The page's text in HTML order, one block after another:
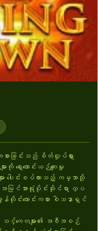
ားခြင်းသည် စိတ်လှုပ်ရှား
ရှေးဟောင်းယဉ်ကျေးမှု
ပေါင်းစပ်ထားသည့် ကမ္ဘာသို့
အမြင်အာရုံပိုင်းဆိုင်ရာ လှပ
န်လိုင်းလောင်းကစား ဝါသနာရှင်
နှင့် သင်္ကေတများ၏ အစီအစဉ်